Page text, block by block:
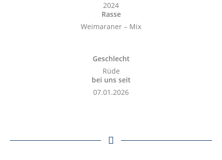
2024
Rasse
Weimaraner – Mix
Geschlecht
Rüde
bei uns seit
07.01.2026